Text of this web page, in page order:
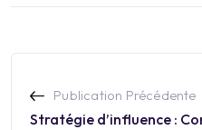
Publication Précédente
Stratégie d’influence :